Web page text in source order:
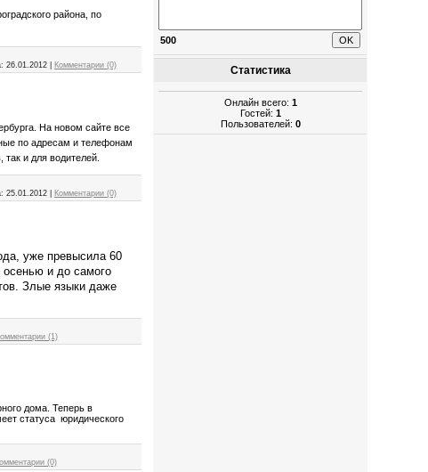
района, по
26.01.2012 Комментарии (0)
На новом сайте все
по адресам и телефонам
и для водителей.
25.01.2012 Комментарии (0)
уже превысила 60
осенью и до самого
Злые языки даже
(1)
дома. Теперь в
статуса юридического
(0)
500
Статистика
Онлайн всего: 1
Гостей: 1
Пользователей: 0